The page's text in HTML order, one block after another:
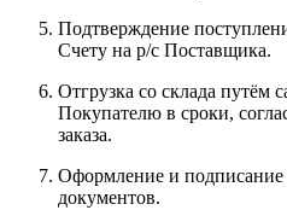
Подтверждение
Счету на р/с Поставщика.
Отгрузка со склада путём
Покупателю в сроки,
заказа.
Оформление и
документов.